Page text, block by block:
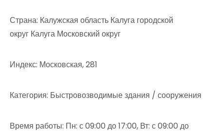
Страна: Калужская область Калуга городской
округ Калуга Московский округ
Индекс: Московская, 281
Категория: Быстровозводимые здания / сооружения
Время работы: Пн: с 09:00 до 17:00, Вт: с 09:00 до